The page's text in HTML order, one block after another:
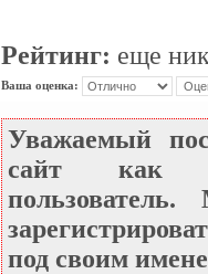
Рейтинг: еще
Ваша оценка:
Уважаемый
сайт как
под своим